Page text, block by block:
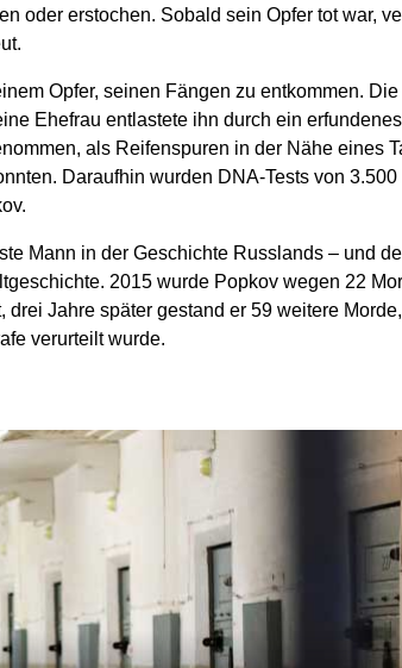
oder erstochen. Sobald sein Opfer tot war,
Opfer, seinen Fängen zu entkommen.
Ehefrau entlastete ihn durch ein
als Reifenspuren in der Nähe eines
Daraufhin wurden DNA-Tests von 3.500
Mann in der Geschichte Russlands – und
2015 wurde Popkov wegen 22
Jahre später gestand er 59 weitere
verurteilt wurde.